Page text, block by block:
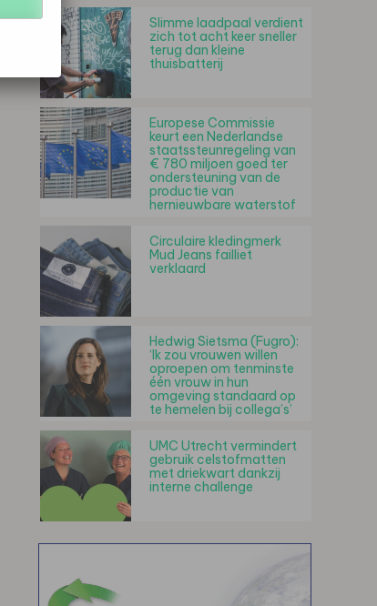
Slimme laadpaal verdient
zich tot acht keer sneller
terug dan kleine
thuisbatterij
Europese Commissie
keurt een Nederlandse
staatssteunregeling van
€ 780 miljoen goed ter
ondersteuning van de
productie van
hernieuwbare waterstof
Circulaire kledingmerk
Mud Jeans failliet
verklaard
Hedwig Sietsma (Fugro):
‘Ik zou vrouwen willen
oproepen om tenminste
één vrouw in hun
omgeving standaard op
te hemelen bij collega’s’
UMC Utrecht vermindert
gebruik celstofmatten
met driekwart dankzij
interne challenge